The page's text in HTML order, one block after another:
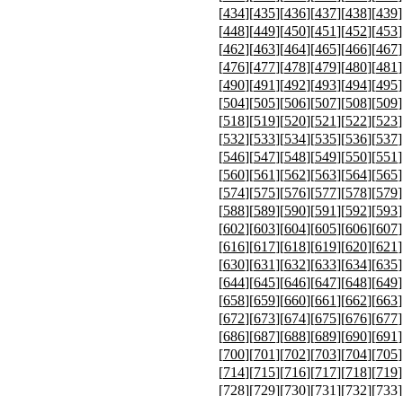
[434][435][436][437][438][439
[448][449][450][451][452][453
[462][463][464][465][466][467
[476][477][478][479][480][481
[490][491][492][493][494][495
[504][505][506][507][508][509
[518][519][520][521][522][523
[532][533][534][535][536][537
[546][547][548][549][550][551
[560][561][562][563][564][565
[574][575][576][577][578][579
[588][589][590][591][592][593
[602][603][604][605][606][607
[616][617][618][619][620][621
[630][631][632][633][634][635
[644][645][646][647][648][649
[658][659][660][661][662][663
[672][673][674][675][676][677
[686][687][688][689][690][691
[700][701][702][703][704][705
[714][715][716][717][718][719
[728][729][730][731][732][733